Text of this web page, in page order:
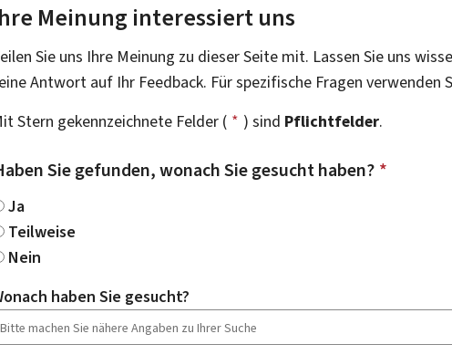
Meinung interessiert uns
Sie uns Ihre Meinung zu dieser Seite mit. Lassen Sie uns
Antwort auf Ihr Feedback. Für spezifische Fragen
Stern gekennzeichnete Felder ( * ) sind Pflichtfelder.
Sie gefunden, wonach Sie gesucht haben? *
Ja
Teilweise
Nein
haben Sie gesucht?